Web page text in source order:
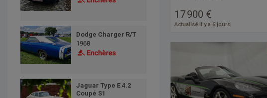
Dodge Charger R/T
1968
Jaguar Type E 4.2
Coupé S1
17 900 €
Actualisé il y a 6 jours